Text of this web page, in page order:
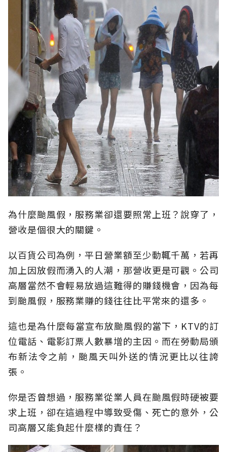
為什麼颱風假，服務業卻還要照常上班？說穿了，
營收是個很大的關鍵。
以百貨公司為例，平日營業額至少動輒千萬，若再
加上因放假而湧入的人潮，那營收更是可觀。公司
高層當然不會輕易放過這難得的賺錢機會，因為每
到颱風假，服務業賺的錢往往比平常來的還多。
這也是為什麼每當宣布放颱風假的當下，KTV的訂
位電話、電影訂票人數暴增的主因。而在勞動局頒
布新法令之前，颱風天叫外送的情況更比以往誇
張。
你是否曾想過，服務業從業人員在颱風假時硬被要
求上班，卻在這過程中導致受傷、死亡的意外，公
司高層又能負起什麼樣的責任？